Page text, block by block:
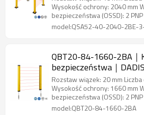
Wysokość ochrony: 2040 mm
bezpieczeństwa (OSSD): 2 PNP
model:QSA52-40-2040-2BE-
QBT20-84-1660-2BA
bezpieczeństwa｜
Rozstaw wiązek: 20 mm
Wysokość ochrony: 1660 mm
bezpieczeństwa (OSSD): 2 PNP
model:QBT20-84-1660-2BA